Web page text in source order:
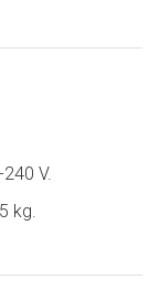
V.
kg.